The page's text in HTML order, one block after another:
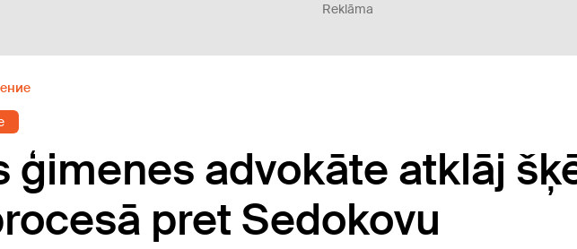
Reklāma
ģimenes advokāte atklāj
pret Sedokovu